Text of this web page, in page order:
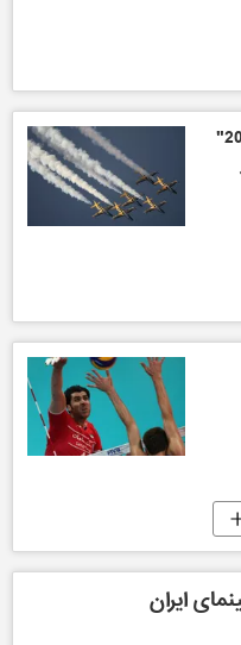
درهای نمایشگاه هوایی "ماکس - 2015"
ایران